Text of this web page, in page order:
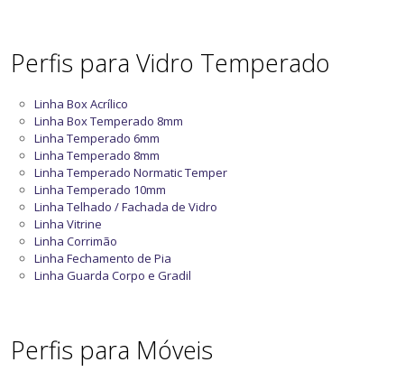
Perfis para Vidro Temperado
Linha Box Acrílico
Linha Box Temperado 8mm
Linha Temperado 6mm
Linha Temperado 8mm
Linha Temperado Normatic Temper
Linha Temperado 10mm
Linha Telhado / Fachada de Vidro
Linha Vitrine
Linha Corrimão
Linha Fechamento de Pia
Linha Guarda Corpo e Gradil
Perfis para Móveis